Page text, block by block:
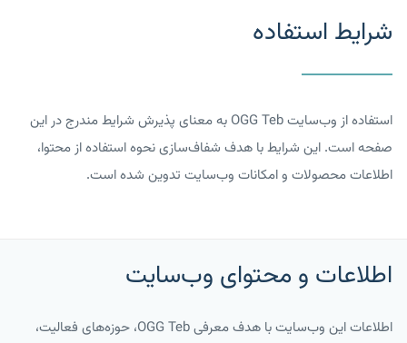
شرایط استفاده
استفاده از وب‌سایت OGG Teb به معنای پذیرش شرایط مندرج در این
صفحه است. این شرایط با هدف شفاف‌سازی نحوه استفاده از محتوا،
اطلاعات محصولات و امکانات وب‌سایت تدوین شده است.
اطلاعات و محتوای وب‌سایت
اطلاعات این وب‌سایت با هدف معرفی OGG Teb، حوزه‌های فعالیت،